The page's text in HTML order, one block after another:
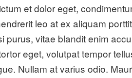
et dolor eget,
leo at ex aliquam
purus, vitae blandit enim
eget, volutpat tempor
Nullam at varius odio.